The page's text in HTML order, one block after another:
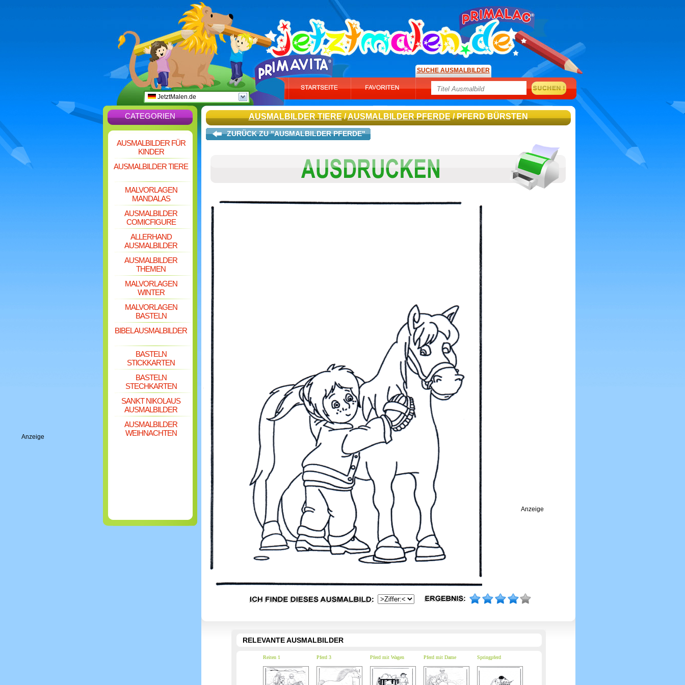
Anzeige
JetztMalen.de
SUCHE AUSMALBILDER
CATEGORIEN
AUSMALBILDER FÜR
KINDER
AUSMALBILDER TIERE
MALVORLAGEN
MANDALAS
AUSMALBILDER
COMICFIGURE
ALLERHAND
AUSMALBILDER
AUSMALBILDER
THEMEN
MALVORLAGEN
WINTER
MALVORLAGEN
BASTELN
BIBEL AUSMALBILDER
BASTELN
STICKKARTEN
BASTELN
STECHKARTEN
SANKT NIKOLAUS
AUSMALBILDER
AUSMALBILDER
WEIHNACHTEN
AUSMALBILDER TIERE/AUSMALBILDER PFERDE/ PFERD BÜRSTEN
ZURÜCK ZU "AUSMALBILDER PFERDE"
Anzeige
RELEVANTE AUSMALBILDER
Reiten 1 Pferd 3 Pferd mit Wagen Pferd mit Dame Springpferd